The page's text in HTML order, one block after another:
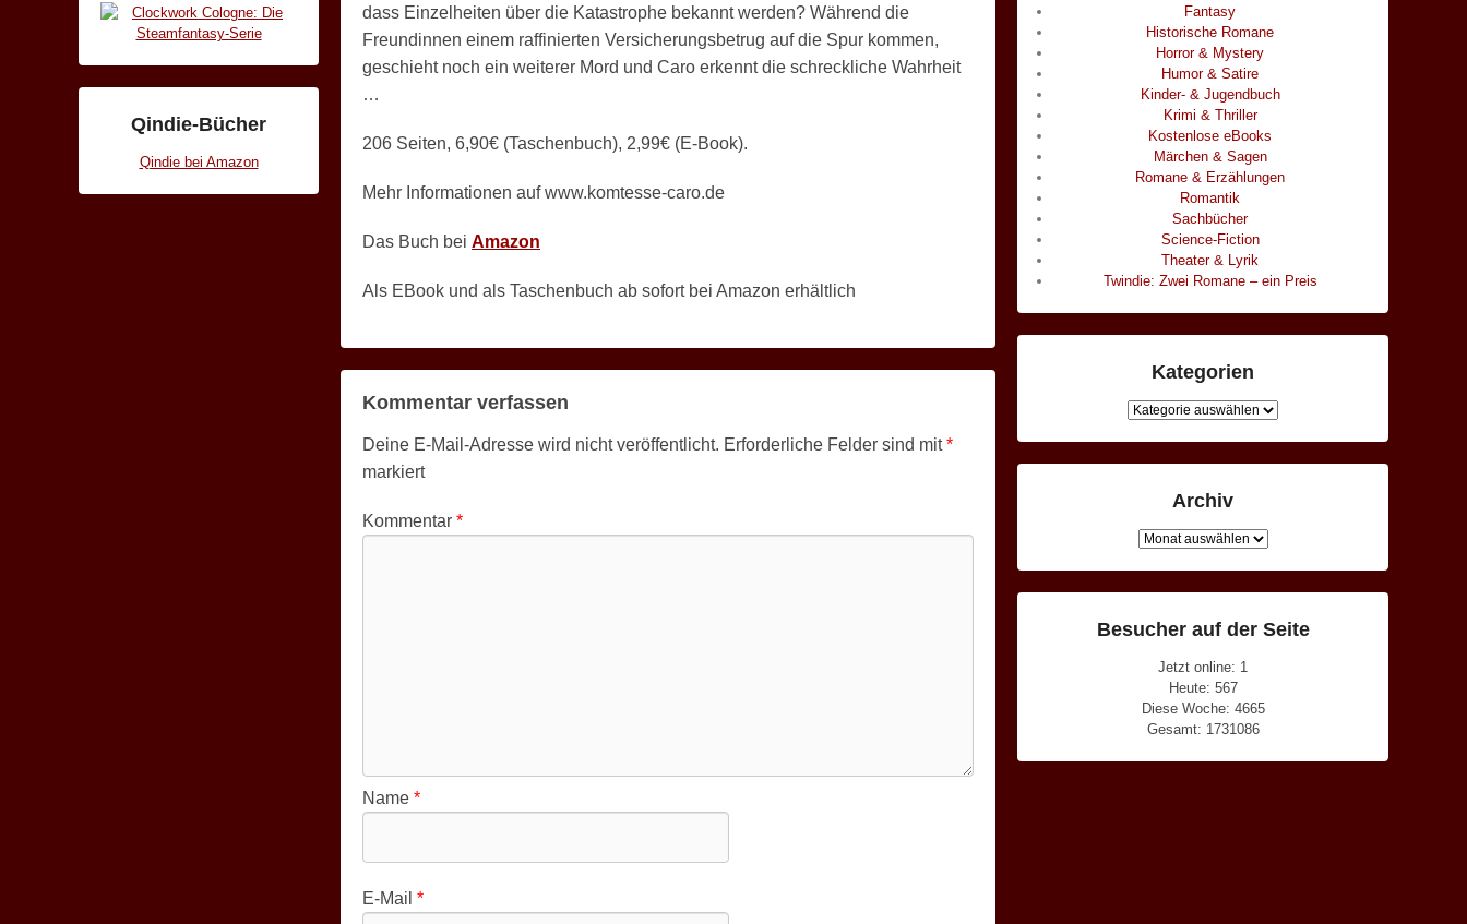
dass Einzelheiten über die Katastrophe bekannt werden? Während die
Freundinnen einem raffinierten Versicherungsbetrug auf die Spur kommen,
geschieht noch ein weiterer Mord und Caro erkennt die schreckliche Wahrheit
…
206 Seiten, 6,90€ (Taschenbuch), 2,99€ (E-Book).
Mehr Informationen auf www.komtesse-caro.de
Das Buch bei Amazon
Als EBook und als Taschenbuch ab sofort bei Amazon erhältlich
Kommentar verfassen
Deine E-Mail-Adresse wird nicht veröffentlicht. Erforderliche Felder sind mit*
markiert
Kommentar *
Name *
E-Mail *
Fantasy
Historische Romane
Horror & Mystery
Humor & Satire
Kinder- & Jugendbuch
Krimi & Thriller
Kostenlose eBooks
Märchen & Sagen
Romane & Erzählungen
Romantik
Sachbücher
Science-Fiction
Theater & Lyrik
Twindie: Zwei Romane – ein Preis
Kategorien
Kategorien
Archiv
Archiv
Besucher auf der Seite
Jetzt online: 1
Heute: 567
Diese Woche: 4665
Gesamt: 1731086
Qindie-Bücher
Qindie bei Amazon